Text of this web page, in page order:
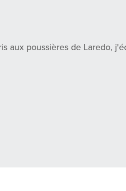
aux poussières de Laredo,